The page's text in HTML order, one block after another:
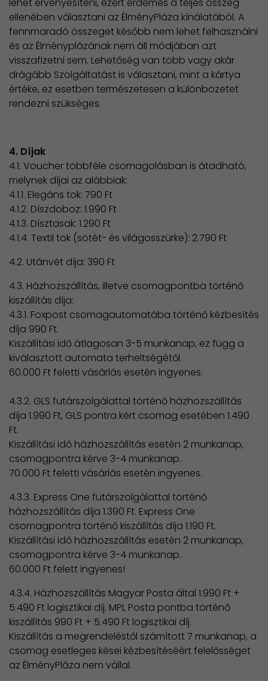
ellenében választani az ÉlményPláza kínálatából. A
fennmaradó összeget később nem lehet felhasználni
és az Élményplázának nem áll módjában azt
visszafizetni sem. Lehetőség van több vagy akár
drágább Szolgáltatást is választani, mint a kártya
értéke, ez esetben természetesen a különbözetet
rendezni szükséges.
4. Díjak
4.1. Voucher többféle csomagolásban is átadható,
melynek díjai az alábbiak:
4.1.1. Elegáns tok: 790 Ft
4.1.2. Díszdoboz: 1.990 Ft
4.1.3. Dísztasak: 1.290 Ft
4.1.4. Textil tok (sötét- és világosszürke): 2.790 Ft
4.2. Utánvét díja: 390 Ft
4.3. Házhozszállítás, illetve csomagpontba történő
kiszállítás díja:
4.3.1. Foxpost csomagautomatába történő kézbesítés
díja 990 Ft.
Kiszállítási idő átlagosan 3-5 munkanap, ez függ a
kiválasztott automata terheltségétől.
60.000 Ft feletti vásárlás esetén ingyenes.
4.3.2. GLS futárszolgálattal történő házhozszállítás
díja 1.990 Ft, GLS pontra kért csomag esetében 1.490
Ft.
Kiszállítási idő házhozszállítás esetén 2 munkanap,
csomagpontra kérve 3-4 munkanap.
70.000 Ft feletti vásárlás esetén ingyenes.
4.3.3. Express One futárszolgálattal történő
házhozszállítás díja 1.390 Ft. Express One
csomagpontra történő kiszállítás díja 1.190 Ft.
Kiszállítási idő házhozszállítás esetén 2 munkanap,
csomagpontra kérve 3-4 munkanap.
60.000 Ft felett ingyenes!
4.3.4. Házhozszállítás Magyar Posta által 1.990 Ft +
5.490 Ft logisztikai díj. MPL Posta pontba történő
kiszállítás 990 Ft + 5.490 Ft logisztikai díj.
Kiszállítás a megrendeléstől számított 7 munkanap, a
csomag esetleges kései kézbesítéséért felelősséget
az ÉlményPláza nem vállal.